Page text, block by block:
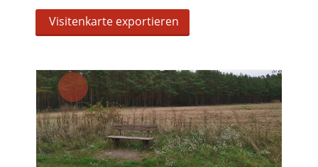
Visitenkarte exportieren